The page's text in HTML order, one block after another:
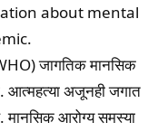
about mental
जागतिक मानसिक
आत्महत्या अजूनही जगात
मानसिक आरोग्य समस्या